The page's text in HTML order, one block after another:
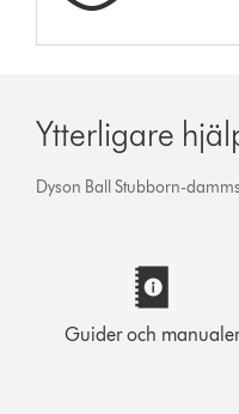
Ytterligare
Dyson Ball Stubborn-
Guider och manualer